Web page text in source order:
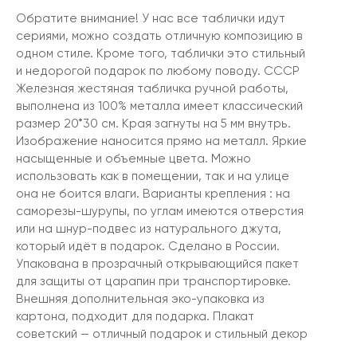
Обратите внимание! У нас все таблички идут
сериями, можно создать отличную композицию в
одном стиле. Кроме того, таблички это стильный
и недорогой подарок по любому поводу. СССР
Железная жестяная табличка ручной работы,
выполнена из 100% металла имеет классический
размер 20*30 см. Края загнуты на 5 мм внутрь.
Изображение наносится прямо на металл. Яркие
насыщенные и объемные цвета. Можно
использовать как в помещении, так и на улице
она не боится влаги. Варианты крепления : на
саморезы-шурупы, по углам имеются отверстия
или на шнур-подвес из натурального джута,
который идёт в подарок. Сделано в России.
Упакована в прозрачный открывающийся пакет
для защиты от царапин при транспортировке.
Внешняя дополнительная эко-упаковка из
картона, подходит для подарка. Плакат
советский — отличный подарок и стильный декор